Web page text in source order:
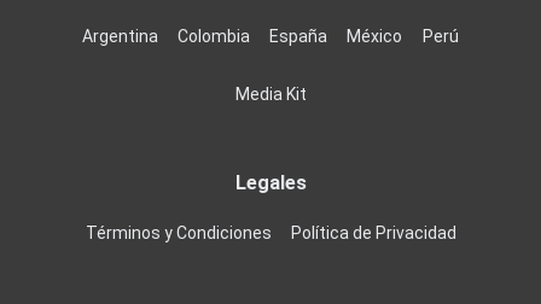
Argentina Colombia España México Perú
Media Kit
Legales
Términos y Condiciones Política de Privacidad